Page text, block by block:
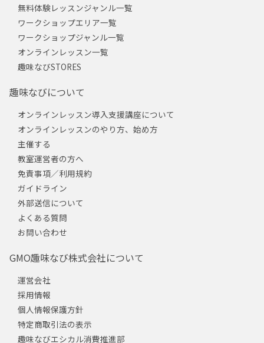
無料体験レッスンジャンル一覧
ワークショップエリア一覧
ワークショップジャンル一覧
オンラインレッスン一覧
趣味なびSTORES
趣味なびについて
オンラインレッスン導入支援講座について
オンラインレッスンのやり方、始め方
主催する
教室運営者の方へ
免責事項／利用規約
ガイドライン
外部送信について
よくある質問
お問い合わせ
GMO趣味なび株式会社について
運営会社
採用情報
個人情報保護方針
特定商取引法の表示
趣味なびエシカル消費推進部